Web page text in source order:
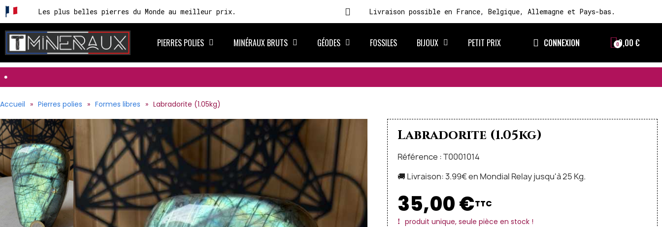
Les plus belles pierres du Monde au meilleur prix. Livraison possible en France, Belgique, Allemagne et Pays-bas.
PIERRES POLIES MINÉRAUX BRUTS GÉODES FOSSILES BIJOUX PETIT PRIX CONNEXION 0,00 €
Accueil Pierres polies Formes libres Labradorite (1.05kg)
Labradorite (1.05kg)
Référence : T0001014
🚚 Livraison: 3.99€ en Mondial Relay jusqu'à 25 Kg.
35,00 €TTC
produit unique, seule pièce en stock !